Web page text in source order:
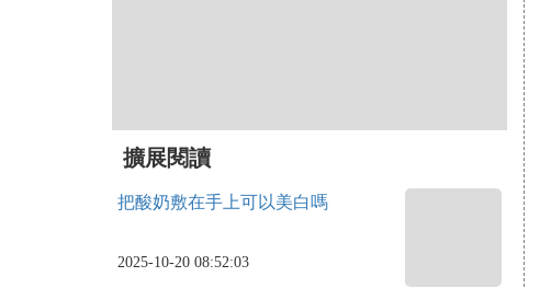
擴展閱讀
把酸奶敷在手上可以美白嗎
2025-10-20 08:52:03